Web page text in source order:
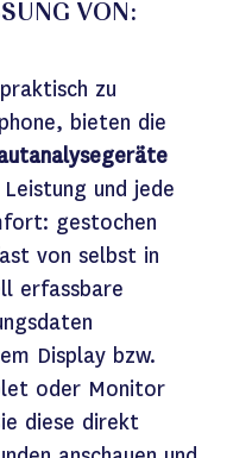
VON:
zu
bieten die
und jede
gestochen
von selbst in
erfassbare
Display bzw.
oder Monitor
diese direkt